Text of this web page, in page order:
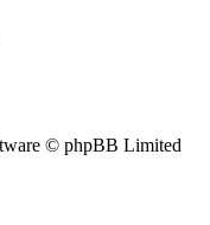
© phpBB Limited